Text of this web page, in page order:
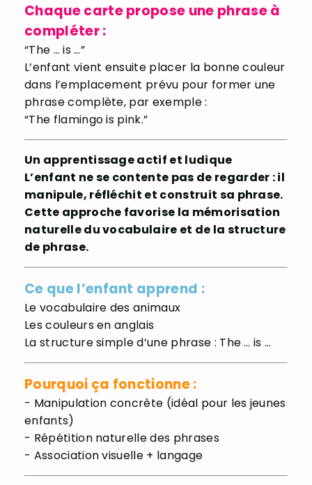
Chaque carte propose une phrase à
compléter :
“The … is …”
L’enfant vient ensuite placer la bonne couleur
dans l’emplacement prévu pour former une
phrase complète, par exemple :
“The flamingo is pink.”
Un apprentissage actif et ludique
L’enfant ne se contente pas de regarder : il
manipule, réfléchit et construit sa phrase.
Cette approche favorise la mémorisation
naturelle du vocabulaire et de la structure
de phrase.
Ce que l’enfant apprend :
Le vocabulaire des animaux
Les couleurs en anglais
La structure simple d’une phrase : The … is …
Pourquoi ça fonctionne :
- Manipulation concrète (idéal pour les jeunes
enfants)
- Répétition naturelle des phrases
- Association visuelle + langage